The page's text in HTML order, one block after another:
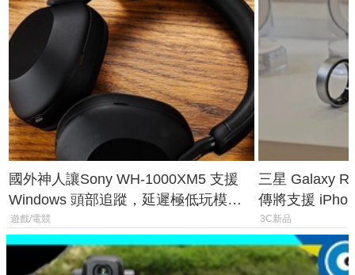
國外神人讓Sony WH-1000XM5 支援
Windows 頭部追蹤，延遲極低玩模擬
飛行超有感
遊戲/電競
三星 Galaxy
傳將支援
慧家電連動功
3C新品